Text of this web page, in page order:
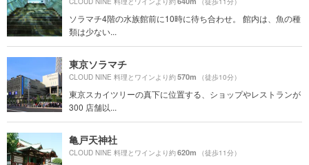
ソラマチ4階の水族館前に10時に待ち合わせ。 館内は、魚の種
類は少ない...
東京ソラマチ
CLOUD NINE 料理とワインより約570m （徒歩10分）
東京スカイツリーの真下に位置する、ショップやレストランが
300 店舗以...
亀戸天神社
CLOUD NINE 料理とワインより約620m （徒歩11分）